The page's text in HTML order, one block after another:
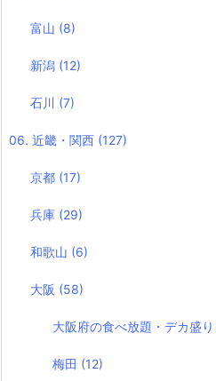
富山 (8)
新潟 (12)
石川 (7)
06. 近畿・関西 (127)
京都 (17)
兵庫 (29)
和歌山 (6)
大阪 (58)
大阪府の食べ放題・デカ盛
梅田 (12)